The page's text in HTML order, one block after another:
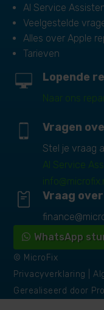
AI Service
Veelgestelde
Alles over Apple
Tarieven
Lopende
Naar ons
Vragen
Stel je vraag
AI Service
Vraag
WhatsApp
© MicroFix
Privacyverklaring
|
Gerealiseerd door